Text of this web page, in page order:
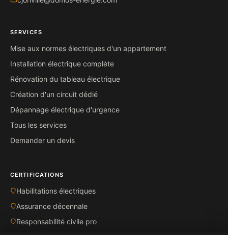
SERVICES
Mise aux normes électriques d'un appartement
Installation électrique complète
Rénovation du tableau électrique
Création d'un circuit dédié
Dépannage électrique d'urgence
Tous les services
Demander un devis
CERTIFICATIONS
Habilitations électriques
Assurance décennale
Responsabilité civile pro